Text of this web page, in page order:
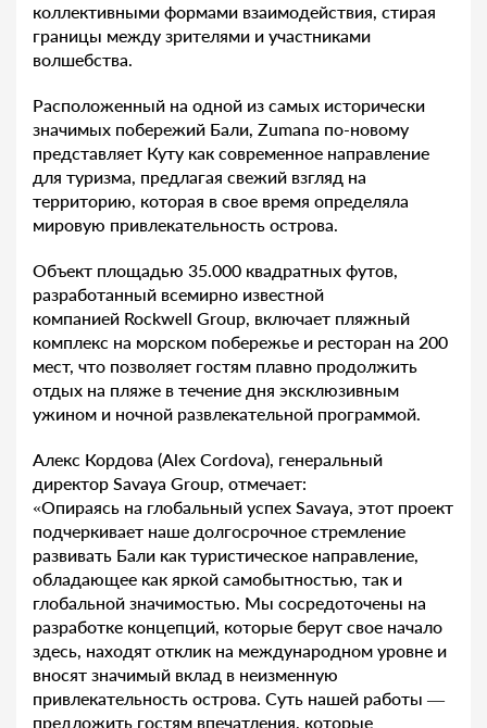
коллективными формами взаимодействия, стирая
границы между зрителями и участниками
волшебства.
Расположенный на одной из самых исторически
значимых побережий Бали, Zumana по-новому
представляет Куту как современное направление
для туризма, предлагая свежий взгляд на
территорию, которая в свое время определяла
мировую привлекательность острова.
Объект площадью 35.000 квадратных футов,
разработанный всемирно известной
компанией Rockwell Group, включает пляжный
комплекс на морском побережье и ресторан на 200
мест, что позволяет гостям плавно продолжить
отдых на пляже в течение дня эксклюзивным
ужином и ночной развлекательной программой.
Алекс Кордова (Alex Cordova), генеральный
директор Savaya Group, отмечает:
«Опираясь на глобальный успех Savaya, этот проект
подчеркивает наше долгосрочное стремление
развивать Бали как туристическое направление,
обладающее как яркой самобытностью, так и
глобальной значимостью. Мы сосредоточены на
разработке концепций, которые берут свое начало
здесь, находят отклик на международном уровне и
вносят значимый вклад в неизменную
привлекательность острова. Суть нашей работы —
предложить гостям впечатления, которые